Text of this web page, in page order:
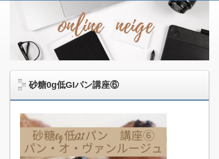
ジュ
パン
教
オン
ライ
ン講
座
砂糖0g低GIパン講座⑥